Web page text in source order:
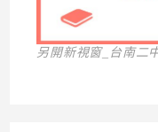
另開新視窗_台南二